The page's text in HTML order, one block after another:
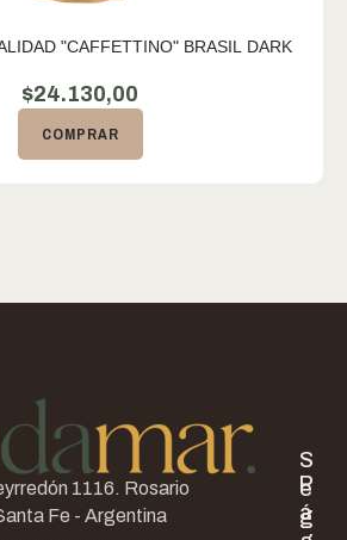
"CAFFETTINO" BRASIL DARK
$24.130,00
COMPRAR
1116. Rosario
Fe - Argentina
P
á
S
e
g